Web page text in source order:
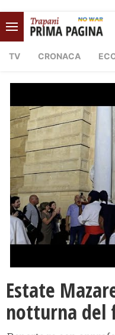
TV CRONACA
Estate
notturna del